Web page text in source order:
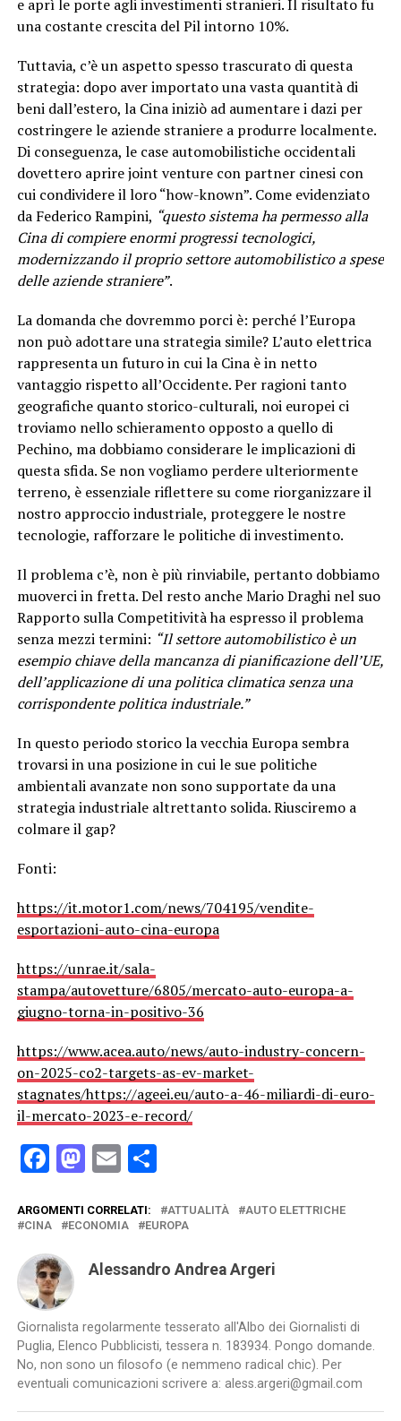
e aprì le porte agli investimenti stranieri. Il risultato fu
una costante crescita del Pil intorno 10%.
Tuttavia, c’è un aspetto spesso trascurato di questa
strategia: dopo aver importato una vasta quantità di
beni dall’estero, la Cina iniziò ad aumentare i dazi per
costringere le aziende straniere a produrre localmente.
Di conseguenza, le case automobilistiche occidentali
dovettero aprire joint venture con partner cinesi con
cui condividere il loro “how-known”. Come evidenziato
da Federico Rampini, “questo sistema ha permesso alla
Cina di compiere enormi progressi tecnologici,
modernizzando il proprio settore automobilistico a spese
delle aziende straniere”.
La domanda che dovremmo porci è: perché l’Europa
non può adottare una strategia simile? L’auto elettrica
rappresenta un futuro in cui la Cina è in netto
vantaggio rispetto all’Occidente. Per ragioni tanto
geografiche quanto storico-culturali, noi europei ci
troviamo nello schieramento opposto a quello di
Pechino, ma dobbiamo considerare le implicazioni di
questa sfida. Se non vogliamo perdere ulteriormente
terreno, è essenziale riflettere su come riorganizzare il
nostro approccio industriale, proteggere le nostre
tecnologie, rafforzare le politiche di investimento.
Il problema c’è, non è più rinviabile, pertanto dobbiamo
muoverci in fretta. Del resto anche Mario Draghi nel suo
Rapporto sulla Competitività ha espresso il problema
senza mezzi termini: “Il settore automobilistico è un
esempio chiave della mancanza di pianificazione dell’UE,
dell’applicazione di una politica climatica senza una
corrispondente politica industriale.”
In questo periodo storico la vecchia Europa sembra
trovarsi in una posizione in cui le sue politiche
ambientali avanzate non sono supportate da una
strategia industriale altrettanto solida. Riusciremo a
colmare il gap?
Fonti:
https://it.motor1.com/news/704195/vendite-
esportazioni-auto-cina-europa
https://unrae.it/sala-
stampa/autovetture/6805/mercato-auto-europa-a-
giugno-torna-in-positivo-36
https://www.acea.auto/news/auto-industry-concern-
on-2025-co2-targets-as-ev-market-
stagnates/https://ageei.eu/auto-a-46-miliardi-di-euro-
il-mercato-2023-e-record/
Facebook
Mastodon
EmailCondividi
ARGOMENTI CORRELATI: ATTUALITÀ
AUTO ELETTRICHE
CINA
ECONOMIA EUROPA
Alessandro Andrea Argeri
Giornalista regolarmente tesserato all'Albo dei Giornalisti di
Puglia, Elenco Pubblicisti, tessera n. 183934. Pongo domande.
No, non sono un filosofo (e nemmeno radical chic). Per
eventuali comunicazioni scrivere a: aless.argeri@gmail.com